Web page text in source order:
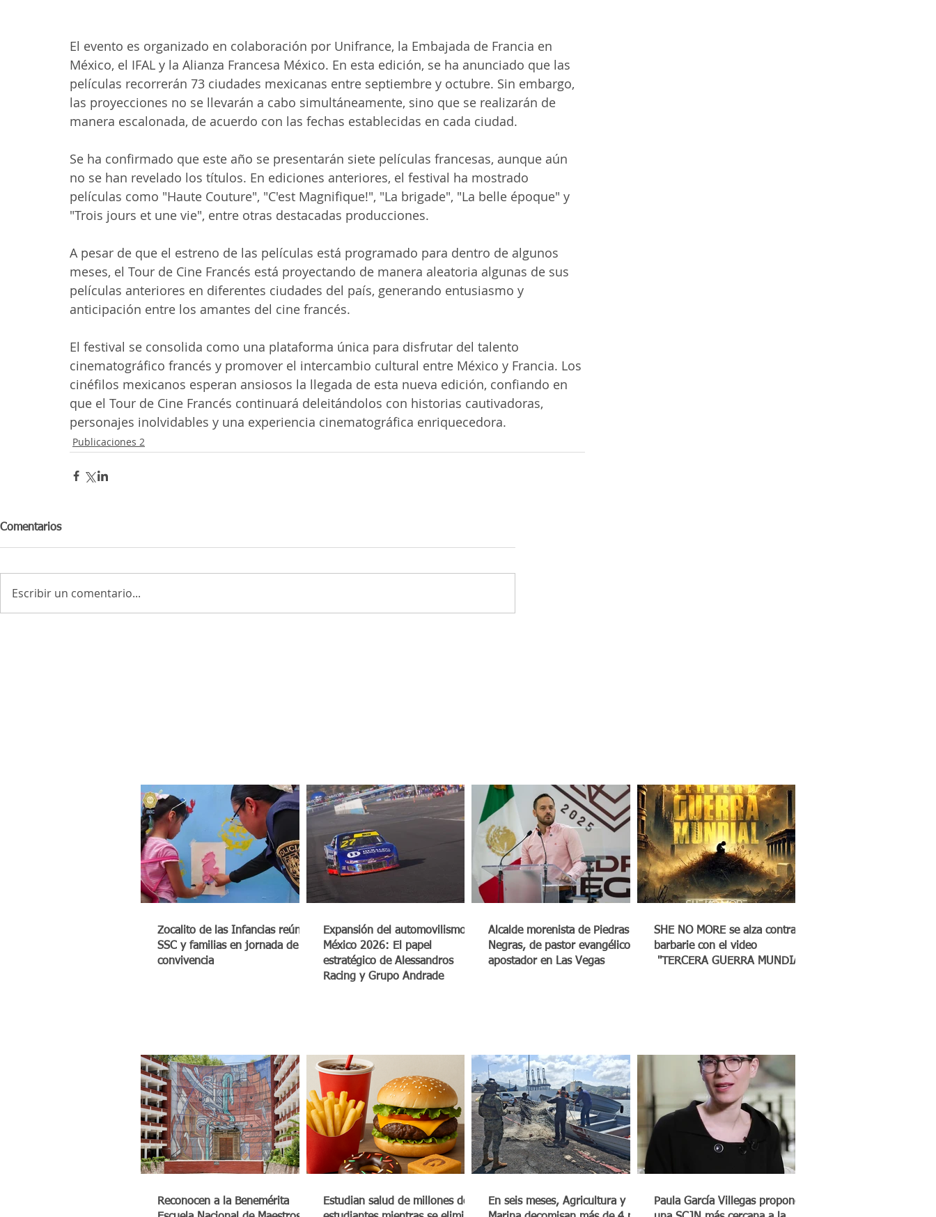
El evento es organizado en colaboración por Unifrance, la Embajada de Francia en
México, el IFAL y la Alianza Francesa México. En esta edición, se ha anunciado que las
películas recorrerán 73 ciudades mexicanas entre septiembre y octubre. Sin embargo,
las proyecciones no se llevarán a cabo simultáneamente, sino que se realizarán de
manera escalonada, de acuerdo con las fechas establecidas en cada ciudad.
Se ha confirmado que este año se presentarán siete películas francesas, aunque aún
no se han revelado los títulos. En ediciones anteriores, el festival ha mostrado
películas como "Haute Couture", "C'est Magnifique!", "La brigade", "La belle époque" y
"Trois jours et une vie", entre otras destacadas producciones.
A pesar de que el estreno de las películas está programado para dentro de algunos
meses, el Tour de Cine Francés está proyectando de manera aleatoria algunas de sus
películas anteriores en diferentes ciudades del país, generando entusiasmo y
anticipación entre los amantes del cine francés.
El festival se consolida como una plataforma única para disfrutar del talento
cinematográfico francés y promover el intercambio cultural entre México y Francia. Los
cinéfilos mexicanos esperan ansiosos la llegada de esta nueva edición, confiando en
que el Tour de Cine Francés continuará deleitándolos con historias cautivadoras,
personajes inolvidables y una experiencia cinematográfica enriquecedora.
Publicaciones 2
Comentarios
Escribir un comentario...
Zocalito de las Infancias reúne a
SSC y familias en jornada de
convivencia
Expansión del automovilismo en
México 2026: El papel
estratégico de Alessandros
Racing y Grupo Andrade
Alcalde morenista de Piedras
Negras, de pastor evangélico a
apostador en Las Vegas
SHE NO MORE se alza contra la
barbarie con el video
"TERCERA GUERRA MUNDIAL"
Reconocen a la Benemérita
Estudian salud de millones de
En seis meses, Agricultura y
Paula García Villegas propone